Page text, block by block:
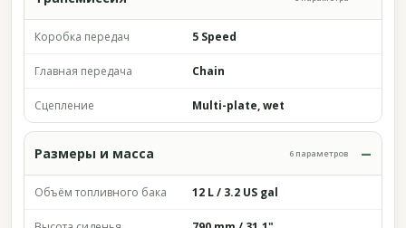
Коробка передач 5 Speed
Главная передача Chain
Сцепление Multi-plate, wet
Размеры и масса 6 параметров
Объём топливного бака 12 L / 3.2 US gal